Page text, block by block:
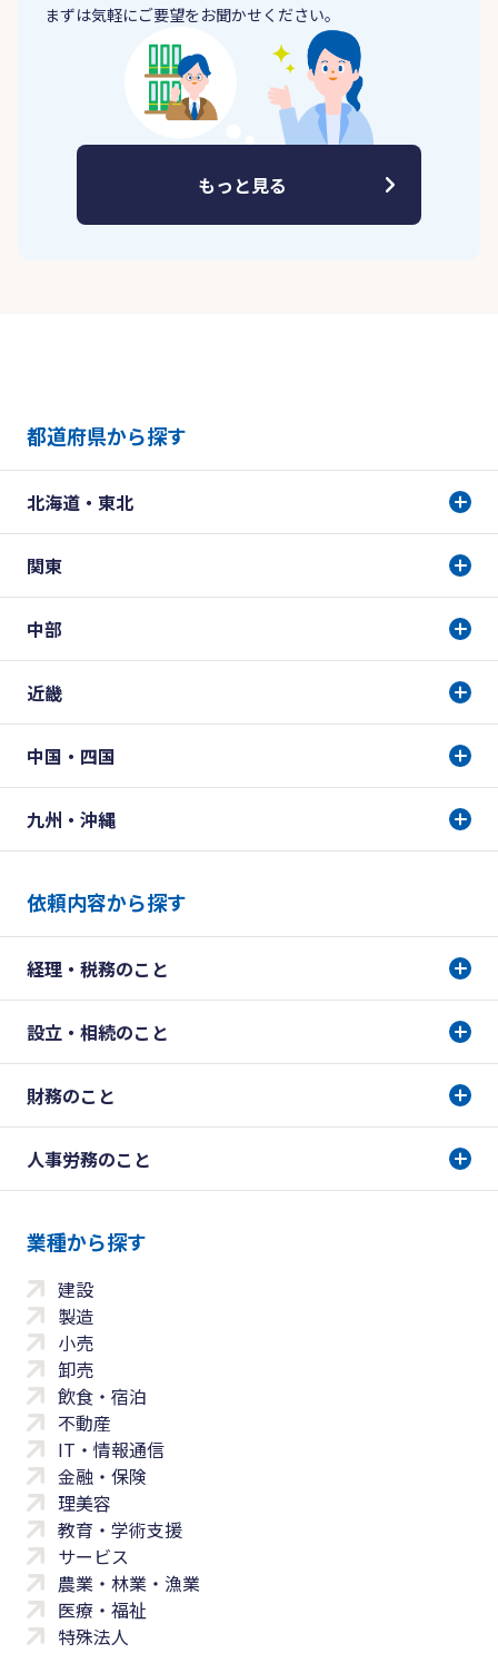
まずは気軽にご要望をお聞かせください。
もっと見る
都道府県から探す
北海道・東北
関東
中部
近畿
中国・四国
九州・沖縄
依頼内容から探す
経理・税務のこと
設立・相続のこと
財務のこと
人事労務のこと
業種から探す
建設
製造
小売
卸売
飲食・宿泊
不動産
IT・情報通信
金融・保険
理美容
教育・学術支援
サービス
農業・林業・漁業
医療・福祉
特殊法人